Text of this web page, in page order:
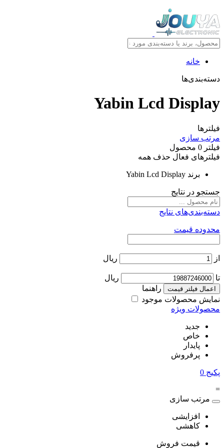
خانه
دسته‌بندی‌ها
Yabin Lcd Display
فیلترها
مرتب سازی
فیلتر 0 محصول
فیلترهای فعال حذف همه
برند Yabin Lcd Display
جستجو در نتایج
دسته‌بندی‌های نتایج
محدوده قیمت
از ریال
تا ریال
اعمال فیلتر قیمت
راهنما
نمایش محصولات موجود
محصولات ویژه
جدید
خاص
پایدار
پرفروش
پکیج 0
=
مرتب سازی
افزایشی
کاهشی
قیمت فروش